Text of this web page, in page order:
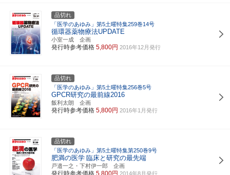
品切れ
「医学のあゆみ」第5土曜特集259巻14号
循環器薬物療法UPDATE
小室一成 企画
発行時参考価格 5,800円 2016年12月発行
品切れ
「医学のあゆみ」第5土曜特集256巻5号
GPCR研究の最前線2016
飯利太朗 企画
発行時参考価格 5,800円 2016年1月発行
品切れ
「医学のあゆみ」第5土曜特集第250巻9号
肥満の医学 臨床と研究の最先端
戸邉一之・下村伊一郎 企画
発行時参考価格 5,800円 2014年8月発行